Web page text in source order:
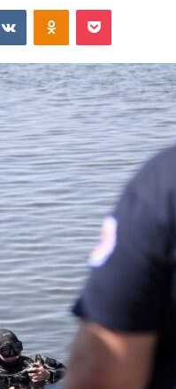
VKontakteOdnoklassniki
Pocket